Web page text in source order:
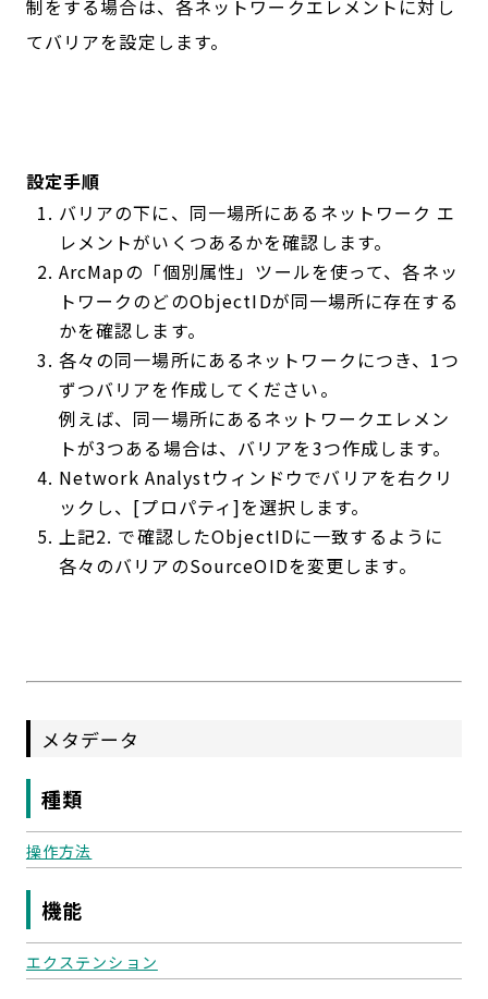
制をする場合は、各ネットワークエレメントに対し
てバリアを設定します。
設定手順
バリアの下に、同一場所にあるネットワーク エ
レメントがいくつあるかを確認します。
ArcMapの「個別属性」ツールを使って、各ネッ
トワークのどのObjectIDが同一場所に存在する
かを確認します。
各々の同一場所にあるネットワークにつき、1つ
ずつバリアを作成してください。
例えば、同一場所にあるネットワークエレメン
トが3つある場合は、バリアを3つ作成します。
Network Analystウィンドウでバリアを右クリ
ックし、[プロパティ]を選択します。
上記2. で確認したObjectIDに一致するように
各々のバリアのSourceOIDを変更します。
メタデータ
種類
操作方法
機能
エクステンション